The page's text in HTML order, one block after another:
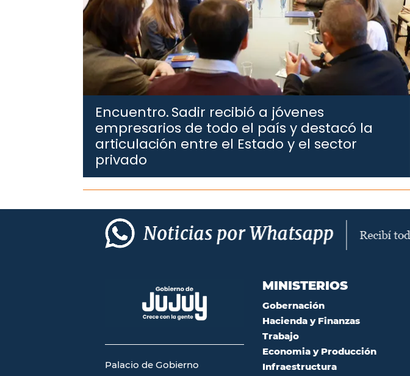
Encuentro.Sadir recibió a jóvenes
empresarios de todo el país y destacó la
articulación entre el Estado y el sector
privado
Palacio de Gobierno
MINISTERIOS
Gobernación
Hacienda y Finanzas
Trabajo
Economia y Producción
Infraestructura